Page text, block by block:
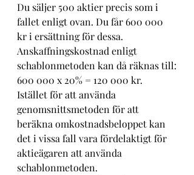
Du säljer 500 aktier precis som i
fallet enligt ovan. Du får 600 000
kr i ersättning för dessa.
Anskaffningskostnad enligt
schablonmetoden kan då räknas till:
600 000 x 20% = 120 000 kr.
Istället för att använda
genomsnittsmetoden för att
beräkna omkostnadsbeloppet kan
det i vissa fall vara fördelaktigt för
aktieägaren att använda
schablonmetoden.